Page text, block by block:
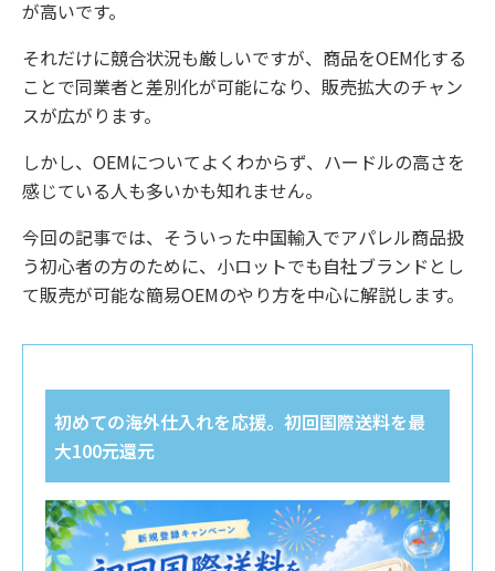
が高いです。
それだけに競合状況も厳しいですが、商品をOEM化する
ことで同業者と差別化が可能になり、販売拡大のチャン
スが広がります。
しかし、OEMについてよくわからず、ハードルの高さを
感じている人も多いかも知れません。
今回の記事では、そういった中国輸入でアパレル商品扱
う初心者の方のために、小ロットでも自社ブランドとし
て販売が可能な簡易OEMのやり方を中心に解説します。
初めての海外仕入れを応援。初回国際送料を最
大100元還元